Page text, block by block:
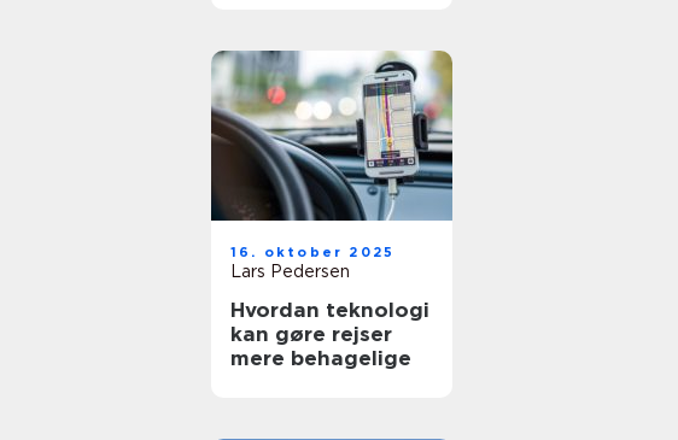
16. oktober 2025
Lars Pedersen
Hvordan teknologi
kan gøre rejser
mere behagelige